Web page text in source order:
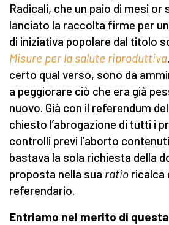
Radicali, che un paio di mesi or
lanciato la raccolta firme per
di iniziativa popolare dal titolo
Misure per la salute riproduttiva.
certo qual verso, sono da
a peggiorare ciò che era già
nuovo. Già con il referendum del
chiesto l’abrogazione di tutti i
controlli previ l’aborto
bastava la sola richiesta della
proposta nella sua ratio ricalca
referendario.
Entriamo nel merito di